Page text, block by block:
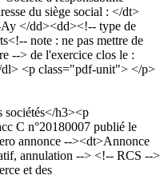
du siège social : </dt>
</dd><dd><!-- type de
note : ne pas mettre de
--> de l'exercice clos le :
<p class="pdf-unit"> </p>
sociétés</h3><p
C n°20180007 publié le
annonce --><dt>Annonce
annulation --> <!-- RCS -->
et des